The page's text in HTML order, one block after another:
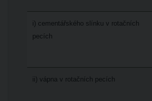
i) cementářského slínku v rotačních
pecích
ii) vápna v rotačních pecích